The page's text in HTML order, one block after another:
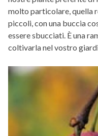
molto particolare, quella
piccoli, con una buccia
essere sbucciati. È una
coltivarla nel vostro